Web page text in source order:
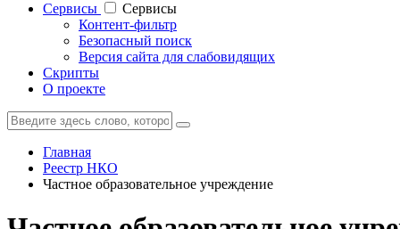
Cервисы
Cервисы
Контент-фильтр
Безопасный поиск
Версия сайта для слабовидящих
Скрипты
О проекте
Главная
Реестр НКО
Частное образовательное учреждение